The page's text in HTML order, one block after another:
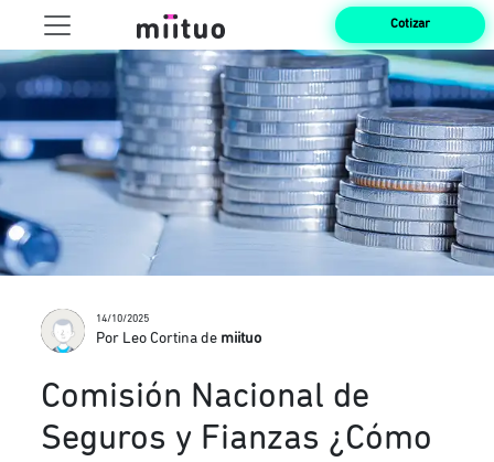
Cotizar
14/10/2025
Por Leo Cortina de miituo
Comisión Nacional de
Seguros y Fianzas ¿Cómo